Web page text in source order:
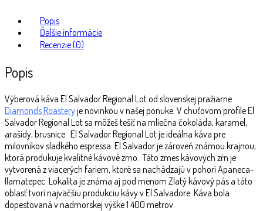
Popis
Ďalšie informácie
Recenzie (0)
Popis
Výberová káva El Salvador Regional Lot od slovenskej pražiarne
Diamonds Roasteryje novinkou v našej ponuke. V chuťovom profile El
Salvador Regional Lot sa môžeš tešiť na mliečna čokoláda, karamel,
arašidy, brusnice. El Salvador Regional Lot je ideálna káva pre
milovníkov sladkého espressa. El Salvador je zároveň známou krajnou,
ktorá produkuje kvalitné kávové zrno. Táto zmes kávových zŕn je
vytvorená z viacerých fariem, ktoré sa nachádzajú v pohorí Apaneca-
Ilamatepec. Lokalita je známa aj pod menom Zlatý kávový pás a táto
oblasť tvorí najväčšiu produkciu kávy v El Salvadore. Káva bola
dopestovaná v nadmorskej výške 1 400 metrov.